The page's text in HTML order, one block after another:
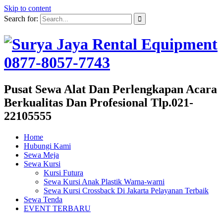
Skip to content
Search for:
Pusat Sewa Alat Dan Perlengkapan Acara
Berkualitas Dan Profesional Tlp.021-
22105555
Home
Hubungi Kami
Sewa Meja
Sewa Kursi
Kursi Futura
Sewa Kursi Anak Plastik Warna-warni
Sewa Kursi Crossback Di Jakarta Pelayanan Terbaik
Sewa Tenda
EVENT TERBARU